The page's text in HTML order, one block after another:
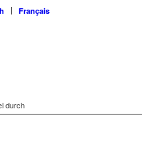
Français
durch